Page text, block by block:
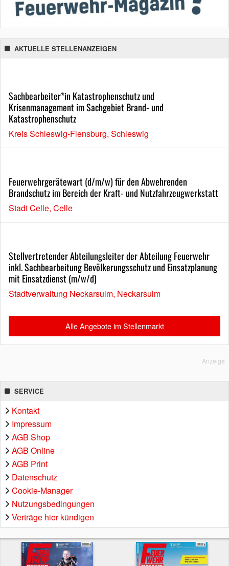
AKTUELLE STELLENANZEIGEN
Sachbearbeiter*in Katastrophenschutz und
Krisenmanagement im Sachgebiet Brand- und
Katastrophenschutz
Kreis Schleswig-Flensburg, Schleswig
Feuerwehrgerätewart (d/m/w) für den Abwehrenden
Brandschutz im Bereich der Kraft- und Nutzfahrzeugwerkstatt
Stadt Celle, Celle
Stellvertretender Abteilungsleiter der Abteilung Feuerwehr
inkl. Sachbearbeitung Bevölkerungsschutz und Einsatzplanung
mit Einsatzdienst (m/w/d)
Stadtverwaltung Neckarsulm, Neckarsulm
Alle Angebote im Stellenmarkt
Anzeige
SERVICE
Kontakt
Impressum
AGB Shop
AGB Online
AGB Print
Datenschutz
Cookie-Manager
Nutzungsbedingungen
Verträge hier kündigen